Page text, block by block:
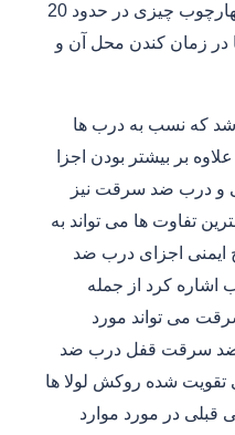
باید توجه داشت که شاخک از بالتی چهارچوب چیزی در حدود 20
تا در زمان کندن محل آن و
که نسب به درب ها
بر بیشتر بودن اجزا
و درب ضد سرقت نیز
تفاوت ها می تواند به
ایمنی اجزای درب ضد
کرد از جمله
می تواند مورد
ضد سرقت قفل درب ضد
شده روکش لولا ها
قبلی در مورد موارد